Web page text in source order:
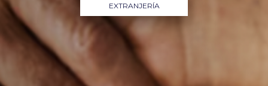
EXTRANJERÍA